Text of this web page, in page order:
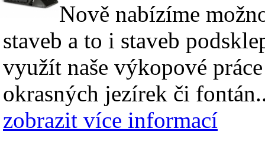
Nově nabízíme
staveb a to i staveb
využít naše výkopové
okrasných jezírek či
zobrazit více informací